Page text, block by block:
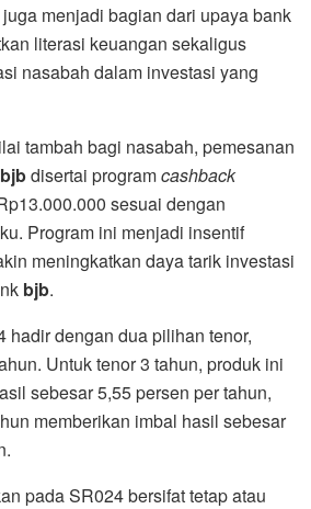
menjadi bagian dari upaya bank
literasi keuangan sekaligus
nasabah dalam investasi yang
tambah bagi nasabah, pemesanan
bjbdisertai programcashback
sesuai dengan
Program ini menjadi insentif
meningkatkan daya tarik investasi
bjb.
hadir dengan dua pilihan tenor,
Untuk tenor 3 tahun, produk ini
sebesar 5,55 persen per tahun,
memberikan imbal hasil sebesar
pada SR024 bersifat tetap atau